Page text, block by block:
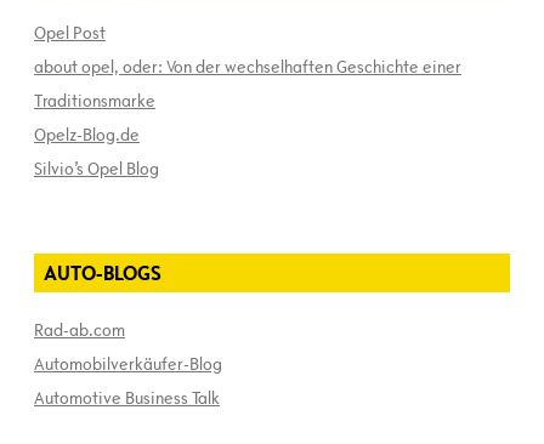
Opel Post
about opel, oder: Von der wechselhaften Geschichte einer
Traditionsmarke
Opelz-Blog.de
Silvio’s Opel Blog
AUTO-BLOGS
Rad-ab.com
Automobilverkäufer-Blog
Automotive Business Talk